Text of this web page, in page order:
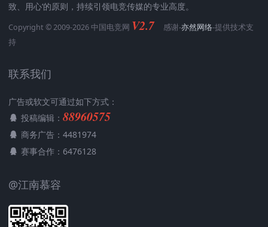
致、用心‘的原则，持续引领电竞传媒的专业高度。
Copyright © 2009-2026 中国电竞网 V2.7 感谢-亦然网络-提供技术支
持
联系我们
广告或软文可通过如下方式：
投稿编辑： 88960575
商务广告：4481974
赛事合作：6476128
@江南慕容